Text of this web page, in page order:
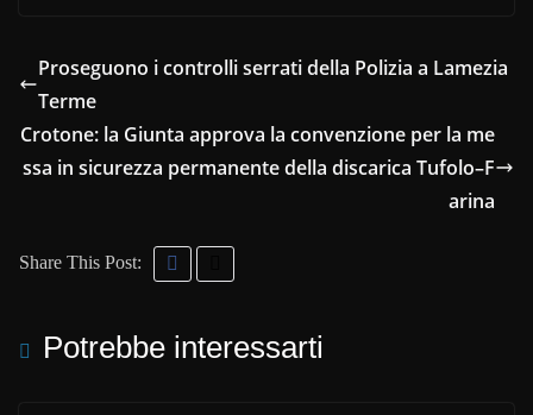
Proseguono i controlli serrati della Polizia a Lamezia
Terme
Crotone: la Giunta approva la convenzione per la me
ssa in sicurezza permanente della discarica Tufolo–F
arina
Share This Post:
Potrebbe interessarti